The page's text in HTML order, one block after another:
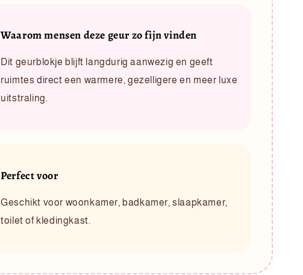
Waarom mensen deze geur zo fijn vinden
Dit geurblokje blijft langdurig aanwezig en geeft
ruimtes direct een warmere, gezelligere en meer luxe
uitstraling.
Perfect voor
Geschikt voor woonkamer, badkamer, slaapkamer,
toilet of kledingkast.